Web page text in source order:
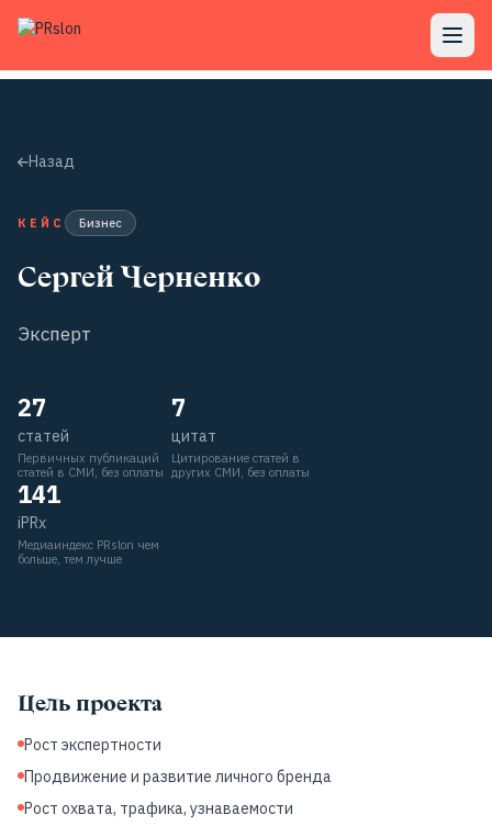
Назад
КЕЙС Бизнес
Сергей Черненко
Эксперт
27
статей
Первичных публикаций
статей в СМИ, без оплаты
7
цитат
Цитирование статей в
других СМИ, без оплаты
141
iPRx
Медиаиндекс PRslon чем
больше, тем лучше
Цель проекта
Рост экспертности
Продвижение и развитие личного бренда
Рост охвата, трафика, узнаваемости